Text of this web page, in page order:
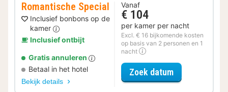
Romantische Special
Inclusief bonbons op de
kamer
Inclusief ontbijt
Gratis annuleren
Betaal in het hotel
Bekijk details
Vanaf
€ 104
per kamer per nacht
Excl. € 16 bijkomende kosten
op basis van 2 personen en 1
nacht
Zoek datumvoor